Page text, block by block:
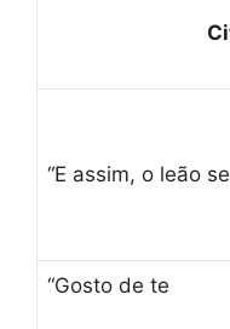
“E assim, o leão
“Gosto de te